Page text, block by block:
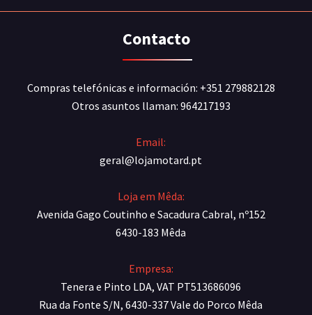
Contacto
Compras telefónicas e información: +351 279882128
Otros asuntos llaman: 964217193
Email:
geral@lojamotard.pt
Loja em Mêda:
Avenida Gago Coutinho e Sacadura Cabral, nº152
6430-183 Mêda
Empresa:
Tenera e Pinto LDA, VAT PT513686096
Rua da Fonte S/N, 6430-337 Vale do Porco Mêda